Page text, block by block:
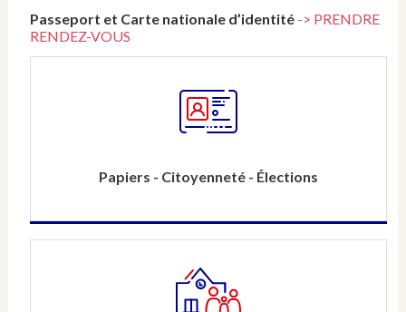
Passeport et Carte nationale d’identité -> PRENDRE
RENDEZ-VOUS
Papiers - Citoyenneté - Élections